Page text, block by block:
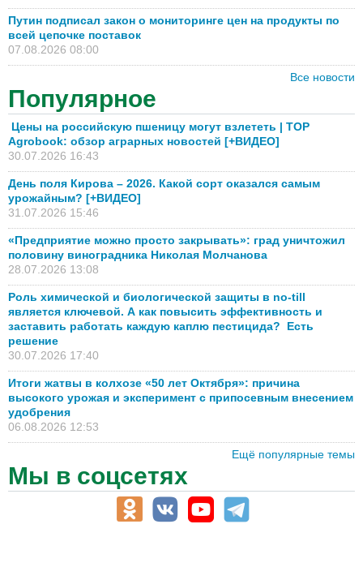
Путин подписал закон о мониторинге цен на продукты по
всей цепочке поставок
07.08.2026 08:00
Все новости
Популярное
Цены на российскую пшеницу могут взлететь | TOP
Agrobook: обзор аграрных новостей [+ВИДЕО]
30.07.2026 16:43
День поля Кирова – 2026. Какой сорт оказался самым
урожайным? [+ВИДЕО]
31.07.2026 15:46
«Предприятие можно просто закрывать»: град уничтожил
половину виноградника Николая Молчанова
28.07.2026 13:08
Роль химической и биологической защиты в no-till
является ключевой. А как повысить эффективность и
заставить работать каждую каплю пестицида? Есть
решение
30.07.2026 17:40
Итоги жатвы в колхозе «50 лет Октября»: причина
высокого урожая и эксперимент с припосевным внесением
удобрения
06.08.2026 12:53
Ещё популярные темы
Мы в соцсетях